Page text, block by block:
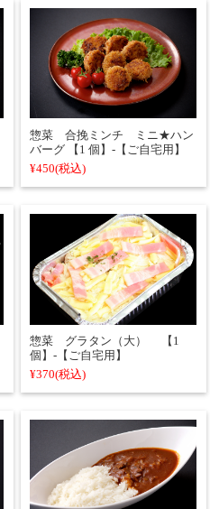
惣菜 合挽ミンチ ミニ★ハン
バーグ 【1 個】-【ご自宅用】
¥450(税込)
惣菜 グラタン（大） 【1
個】-【ご自宅用】
¥370(税込)